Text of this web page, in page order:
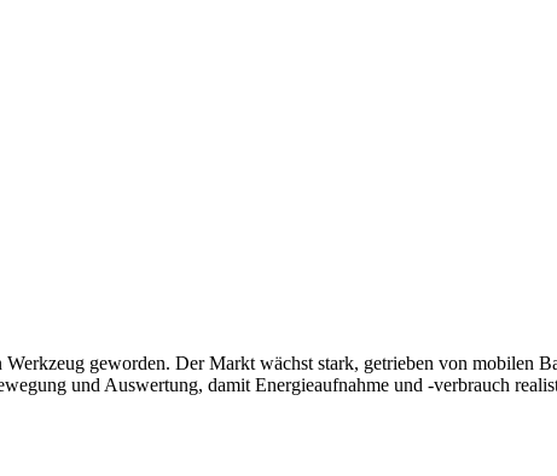
geworden. Der Markt wächst stark, getrieben von mobilen
und Auswertung, damit Energieaufnahme und -verbrauch